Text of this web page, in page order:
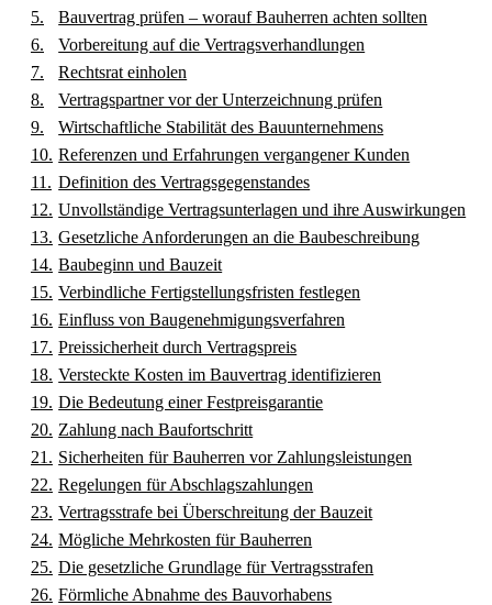
Bauvertrag prüfen – worauf Bauherren achten sollten
Vorbereitung auf die Vertragsverhandlungen
Rechtsrat einholen
Vertragspartner vor der Unterzeichnung prüfen
Wirtschaftliche Stabilität des Bauunternehmens
Referenzen und Erfahrungen vergangener Kunden
Definition des Vertragsgegenstandes
Unvollständige Vertragsunterlagen und ihre Auswirkungen
Gesetzliche Anforderungen an die Baubeschreibung
Baubeginn und Bauzeit
Verbindliche Fertigstellungsfristen festlegen
Einfluss von Baugenehmigungsverfahren
Preissicherheit durch Vertragspreis
Versteckte Kosten im Bauvertrag identifizieren
Die Bedeutung einer Festpreisgarantie
Zahlung nach Baufortschritt
Sicherheiten für Bauherren vor Zahlungsleistungen
Regelungen für Abschlagszahlungen
Vertragsstrafe bei Überschreitung der Bauzeit
Mögliche Mehrkosten für Bauherren
Die gesetzliche Grundlage für Vertragsstrafen
Förmliche Abnahme des Bauvorhabens